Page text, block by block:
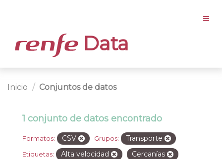
Data
Inicio Conjuntos de datos
1 conjunto de datos encontrado
Formatos: CSV Grupos: Transporte
Etiquetas: Alta velocidad
Cercanías